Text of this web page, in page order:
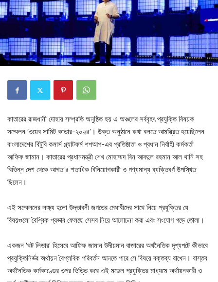
কাতারের রাজধানী দোহায় সম্প্রতি অনুষ্ঠিত হয় এ অঞ্চলের সর্ববৃহৎ প্রযুক্তি বিষয়ক
সম্মেলন ‘ওয়েব সামিট কাতার-২০২৪’। উক্ত অনুষ্ঠানে কথা বলতে আমন্ত্রিত হয়েছিলেন
বাংলাদেশের বিটুবি কমার্স প্ল্যাটফর্ম শপআপ-এর প্রতিষ্ঠাতা ও প্রধান নির্বাহী কর্মকর্তা
আফিফ জামান। কাতারের প্রধানমন্ত্রী শেখ মোহাম্মদ বিন আবদুল রহমান আল থানি সহ
বিভিন্ন দেশ থেকে আগত ৪ শতাধিক বিনিয়োগকারী ও গণ্যমান্য ব্যক্তিবর্গ উপস্থিত
ছিলেন।
এই সম্মেলনের লক্ষ্য হলো উদ্ভাবনী জগতের মেধাবীদের সাথে নিয়ে প্রযুক্তির যে
বিষয়গুলো বৈশ্বিক প্রভাব ফেলছে সেসব নিয়ে আলোচনা করা এবং সংযোগ গড়ে তোলা।
একজন ‘থট লিডার’ হিসেবে আফিফ জামান উদীয়মান বাজারের অর্থনৈতিক দৃশ্যপটে কীভাবে
প্রযুক্তিনির্ভর অর্থায়ন বৈপ্লবিক পরিবর্তন আনতে পারে সে বিষয়ে বক্তব্য রাখেন। বাস্তব
অর্থনৈতিক কর্মকাণ্ডের ওপর ভিত্তি করে এই মডেল প্রযুক্তির মাধ্যমে অর্থায়নকারী ও